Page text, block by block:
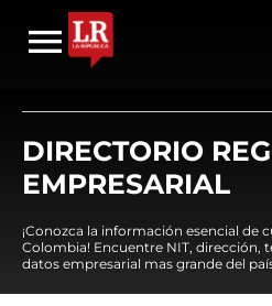
DIRECTORIO
EMPRESARIAL
¡Conozca la información esencial de
Colombia! Encuentre NIT, dirección,
datos empresarial mas grande del